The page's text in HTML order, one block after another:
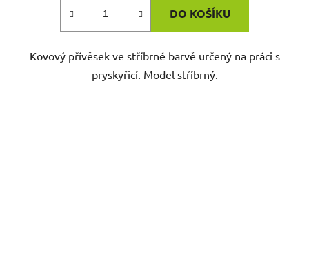
DO KOŠÍKU
Kovový přívěsek ve stříbrné barvě určený na práci s
pryskyřicí. Model stříbrný.